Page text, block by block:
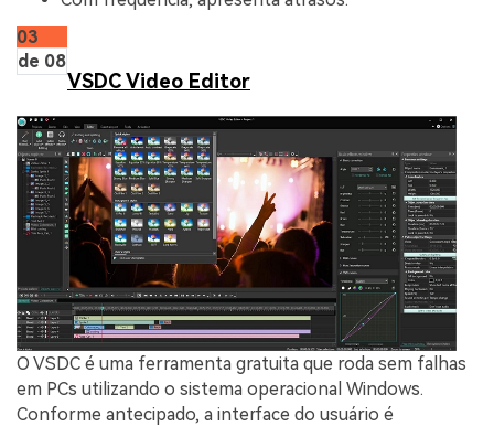
03
de 08
VSDC Video Editor
O VSDC é uma ferramenta gratuita que roda sem falhas
em PCs utilizando o sistema operacional Windows.
Conforme antecipado, a interface do usuário é